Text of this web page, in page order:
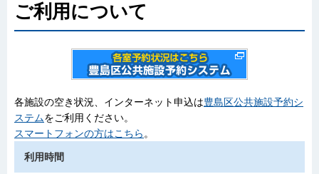
ご利用について
各施設の空き状況、インターネット申込は豊島区公共施設予約シ
ステムをご利用ください。
スマートフォンの方はこちら 。
利用時間